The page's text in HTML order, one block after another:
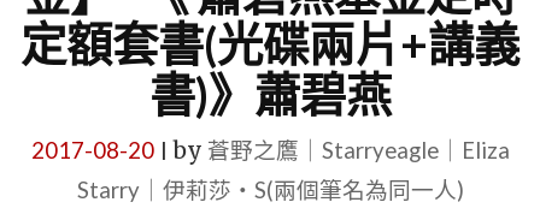
定額套書(光碟兩片+講義
書)》蕭碧燕
2017-08-20| by 蒼野之鷹｜Starryeagle｜Eliza
Starry｜伊莉莎・S(兩個筆名為同一人)